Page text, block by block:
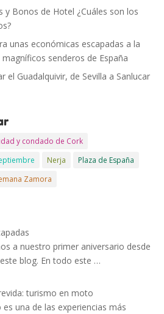
y Bonos de Hotel ¿Cuáles son los
unas económicas escapadas a la
senderos de España
el Guadalquivir, de Sevilla a Sanlucar
y condado de Cork
Nerja
Plaza de España
Zamora
a nuestro primer aniversario desde
blog. En todo este …
turismo en moto
una de las experiencias más